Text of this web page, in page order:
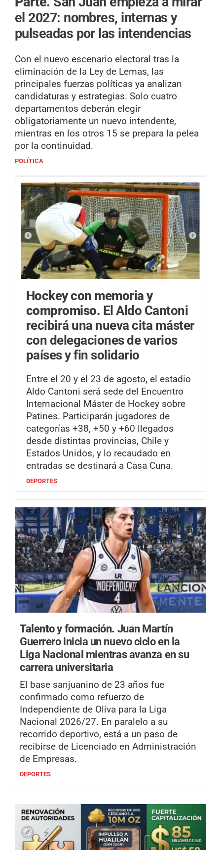
el 2027: nombres, internas y
pulseadas por las intendencias
Con el nuevo escenario electoral tras la
eliminación de la Ley de Lemas, las
principales fuerzas políticas ya analizan
candidaturas y estrategias. Solo cuatro
departamentos deberán elegir
obligatoriamente un nuevo intendente,
mientras en los otros 15 se prepara la pelea
por la continuidad.
POLÍTICA
Hockey con memoria y
compromiso. El Aldo Cantoni
recibirá una nueva cita máster
con delegaciones de varios
países y fin solidario
Entre el 20 y el 23 de agosto, el estadio
Aldo Cantoni será sede del Encuentro
Internacional Máster de Hockey sobre
Patines. Participarán jugadores de
categorías +38, +50 y +60 llegados
desde distintas provincias, Chile y
Estados Unidos, y lo recaudado en
entradas se destinará a Casa Cuna.
DEPORTES
Talento y formación. Juan Martín
Guerrero inicia un nuevo ciclo en la
Liga Nacional mientras avanza en su
carrera universitaria
El base sanjuanino de 23 años fue
confirmado como refuerzo de
Independiente de Oliva para la Liga
Nacional 2026/27. En paralelo a su
recorrido deportivo, está a un paso de
recibirse de Licenciado en Administración
de Empresas.
DEPORTES